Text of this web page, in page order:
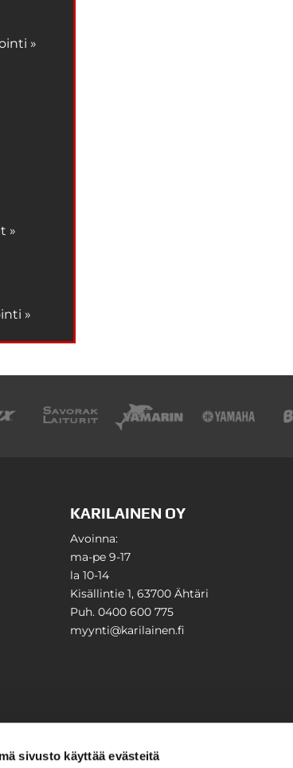
sivusto käyttää evästeitä
»
»
»
KARILAINEN OY
Avoinna:
ma-pe 9-17
la 10-14
Kisällintie 1, 63700 Ähtäri
Puh. 0400 600 775
myynti@karilainen.fi
PIHA & PUUTARHA